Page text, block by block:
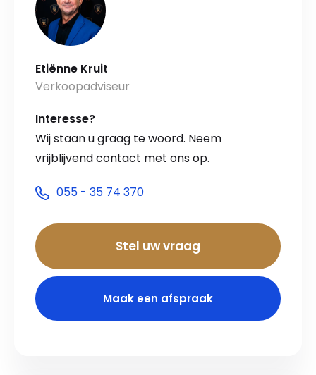
Etiënne Kruit
Verkoopadviseur
Interesse?
Wij staan u graag te woord. Neem
vrijblijvend contact met ons op.
055 - 35 74 370
Stel uw vraag
Maak een afspraak